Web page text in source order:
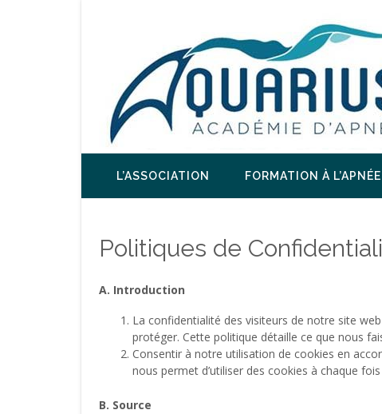
L’ASSOCIATION FORMATION À L’APNÉE
Politiques de
A. Introduction
La confidentialité des visiteurs de notre site
protéger. Cette politique détaille ce que nous
Consentir à notre utilisation de cookies en
nous permet d’utiliser des cookies à chaque
B. Source